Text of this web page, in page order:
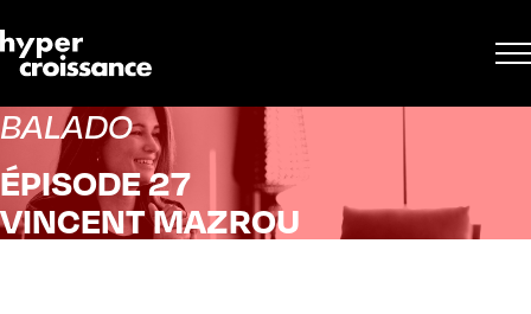
BALADO
ÉPISODE 27
VINCENT MAZROU